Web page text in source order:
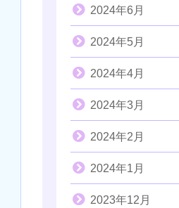
2024年6月
2024年5月
2024年4月
2024年3月
2024年2月
2024年1月
2023年12月